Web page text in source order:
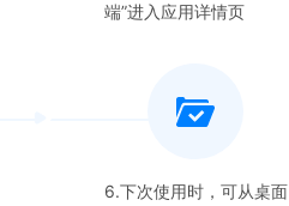
端”进入应用详情页
6.下次使用时，可从桌面